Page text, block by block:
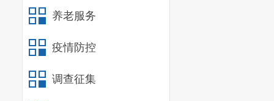
养老服务
疫情防控
调查征集